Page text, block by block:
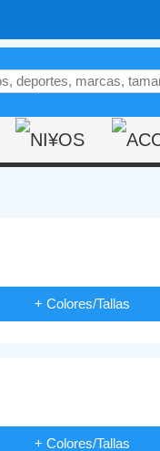
+ Colores/Tallas
+ Colores/Tallas